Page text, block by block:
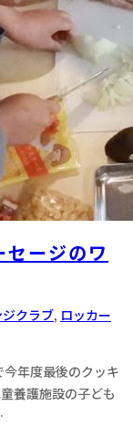
ージのワ
クラブ, ロッカー
年度最後のクッキ
養護施設の子ども